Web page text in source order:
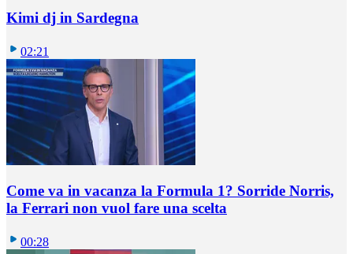
Kimi dj in Sardegna
02:21
Come va in vacanza la Formula 1? Sorride Norris,
la Ferrari non vuol fare una scelta
00:28